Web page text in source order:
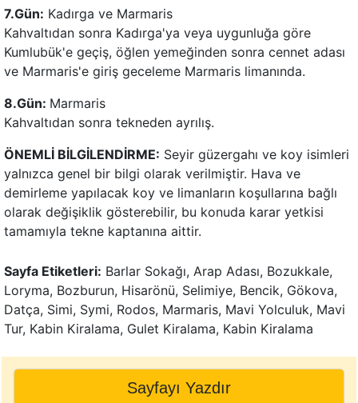
7.Gün: Kadırga ve Marmaris
Kahvaltıdan sonra Kadırga'ya veya uygunluğa göre
Kumlubük'e geçiş, öğlen yemeğinden sonra cennet adası
ve Marmaris'e giriş geceleme Marmaris limanında.
8.Gün: Marmaris
Kahvaltıdan sonra tekneden ayrılış.
ÖNEMLİ BİLGİLENDİRME: Seyir güzergahı ve koy isimleri
yalnızca genel bir bilgi olarak verilmiştir. Hava ve
demirleme yapılacak koy ve limanların koşullarına bağlı
olarak değişiklik gösterebilir, bu konuda karar yetkisi
tamamıyla tekne kaptanına aittir.
Sayfa Etiketleri: Barlar Sokağı, Arap Adası, Bozukkale,
Loryma, Bozburun, Hisarönü, Selimiye, Bencik, Gökova,
Datça, Simi, Symi, Rodos, Marmaris, Mavi Yolculuk, Mavi
Tur, Kabin Kiralama, Gulet Kiralama, Kabin Kiralama
Sayfayı Yazdır